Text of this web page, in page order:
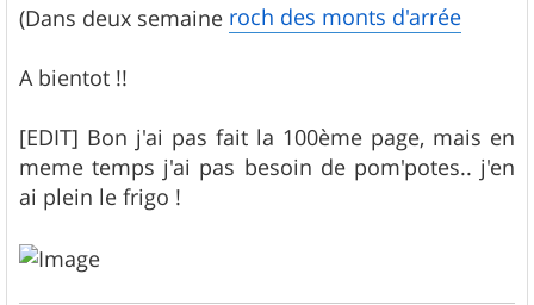
(Dans deux semaine roch des monts d'arrée
A bientot !!
[EDIT] Bon j'ai pas fait la 100ème page, mais en
meme temps j'ai pas besoin de pom'potes.. j'en
ai plein le frigo !